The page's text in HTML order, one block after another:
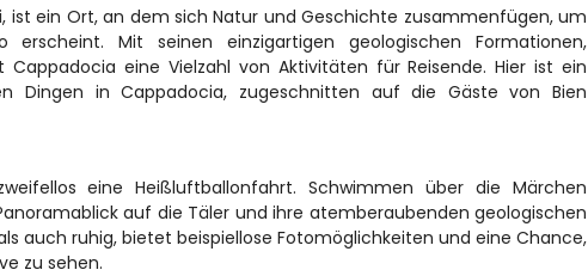
ist ein Ort, an dem sich Natur und Geschichte zusammenfügen, um
Mit seinen einzigartigen geologischen Formationen,
eine Vielzahl von Aktivitäten für Reisende. Hier ist ein
Dingen in Cappadocia, zugeschnitten auf die Gäste von Bien
eine Heißluftballonfahrt. Schwimmen über die Märchen
auf die Täler und ihre atemberaubenden geologischen
auch ruhig, bietet beispiellose Fotomöglichkeiten und eine Chance,
zu sehen.